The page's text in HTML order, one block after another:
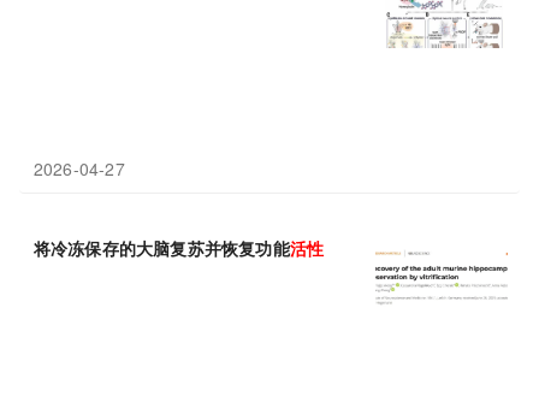
2026-04-27
将冷冻保存的大脑复苏并恢复功能活性